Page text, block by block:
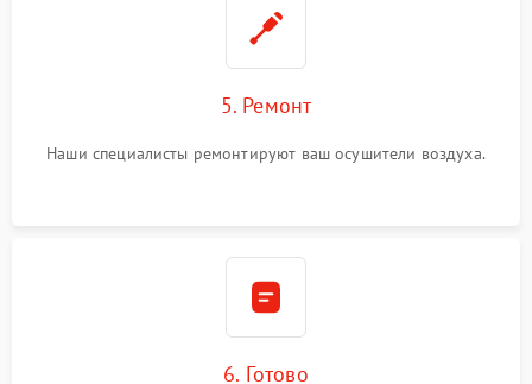
5. Ремонт
Наши специалисты ремонтируют ваш осушители воздуха.
6. Готово